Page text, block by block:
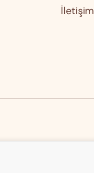
İletişim